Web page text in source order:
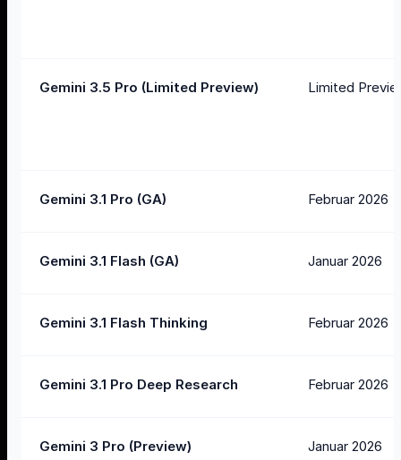
Gemini 3.5 Pro (Limited Preview) Limited
Gemini 3.1 Pro (GA) Februar 2026
Gemini 3.1 Flash (GA) Januar 2026
Gemini 3.1 Flash Thinking Februar 2026
Gemini 3.1 Pro Deep Research Februar 2026
Gemini 3 Pro (Preview) Januar 2026